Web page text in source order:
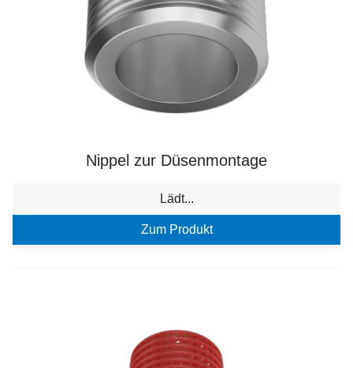
Nippel zur Düsenmontage
Lädt...
Zum Produkt